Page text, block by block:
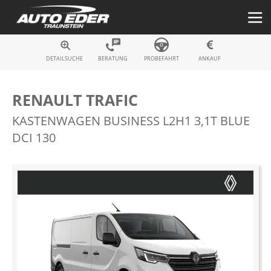
Fahrzeugsuche
DETAILSUCHE BERATUNG PROBEFAHRT ANKAUF
RENAULT TRAFIC
KASTENWAGEN BUSINESS L2H1 3,1T BLUE
DCI 130
springen